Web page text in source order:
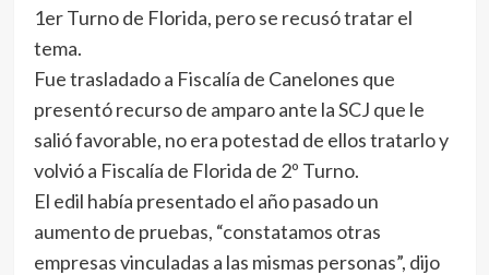
1er Turno de Florida, pero se recusó tratar el
tema.
Fue trasladado a Fiscalía de Canelones que
presentó recurso de amparo ante la SCJ que le
salió favorable, no era potestad de ellos tratarlo y
volvió a Fiscalía de Florida de 2º Turno.
El edil había presentado el año pasado un
aumento de pruebas, “constatamos otras
empresas vinculadas a las mismas personas”, dijo